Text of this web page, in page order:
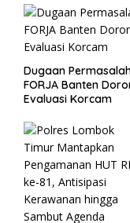
Dugaan
FORJA Banten
Evaluasi Korcam